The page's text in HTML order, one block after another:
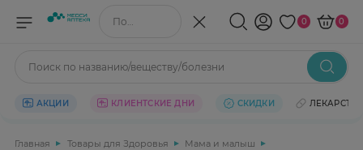
Поиск по названию/веществу 0 0
Поиск по названию/веществу/болезни
АКЦИИ КЛИЕНТСКИЕ ДНИ СКИДКИ ЛЕКАРСТВА
Главная Товары для Здоровья
Мама и малыш